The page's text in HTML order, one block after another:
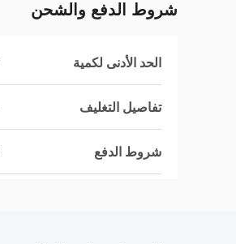
شروط الدفع والشحن
الحد الأدنى لكمية
تفاصيل التغليف
شروط الدفع